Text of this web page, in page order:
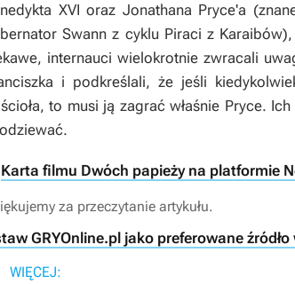
XVI oraz Jonathana Pryce'a
Swann z cyklu Piraci z Karaibów),
internauci wielokrotnie zwracali
i podkreślali, że jeśli
to musi ją zagrać właśnie Pryce.
Karta filmu Dwóch papieży na platformie
za przeczytanie artykułu.
GRYOnline.pl jako preferowane
WIĘCEJ: